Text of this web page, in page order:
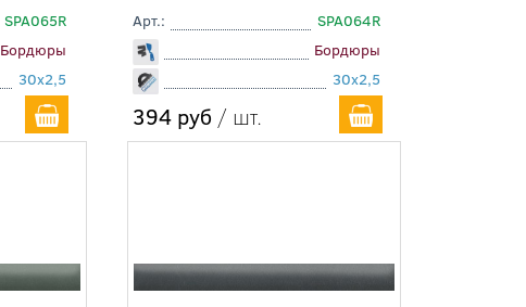
SPA065R
Бордюры
30x2,5
Арт.:
SPA064R
Бордюры
30x2,5
394 руб / шт.